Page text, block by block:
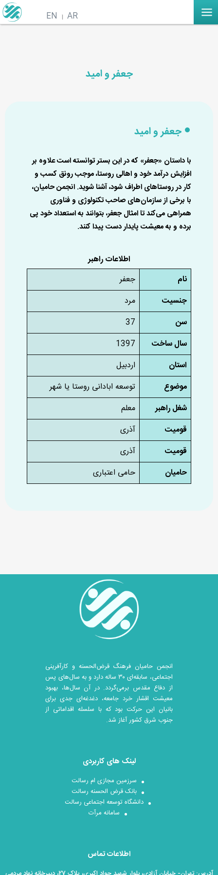
AR
EN
جعفر و امید
جعفر و امید
با داستان «جعفر» که در این بستر توانسته است علاوه بر
افزایش درآمد خود و اهالی روستا، موجب رونق کسب و
کار در روستاهای اطراف شود، آشنا شوید. انجمن حامیان،
با برخی از سازمان‌های صاحب تکنولوژی و فناوری
همراهی می‌کند تا امثال جعفر، بتوانند به استعداد خود پی
برده و به معیشت پایدار دست پیدا کنند.
اطلاعات راهبر
نام
جعفر
جنسیت
مرد
سن
37
سال ساخت
1397
استان
اردبیل
موضوع
توسعه ابادانی روستا یا شهر
شغل راهبر
معلم
قومیت
آذری
قومیت
آذری
حامیان
حامی اعتباری
انجمن حامیان فرهنگ قرض‌الحسنه و کارآفرینی
اجتماعی، سابقه‌ای ۳۰ ساله دارد و به سال‌های پس
از دفاع مقدس برمی‌گردد. در آن سال‎‌ها، بهبود
معیشت اقشار خرد جامعه، دغدغه‌ای جدی برای
بانیان این حرکت بود که با سلسله اقداماتی از
جنوب شرق کشور آغاز شد.
لینک های کاربردی
سرزمین مجازی ام رسالت
بانک قرض الحسنه رسالت
دانشگاه توسعه اجتماعی رسالت
سامانه مرآت
اطلاعات تماس